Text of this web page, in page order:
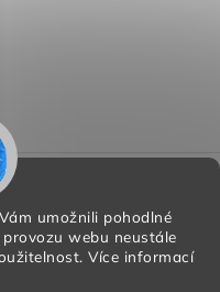
umožnili pohodlné
webu neustále
Více informací
údajů